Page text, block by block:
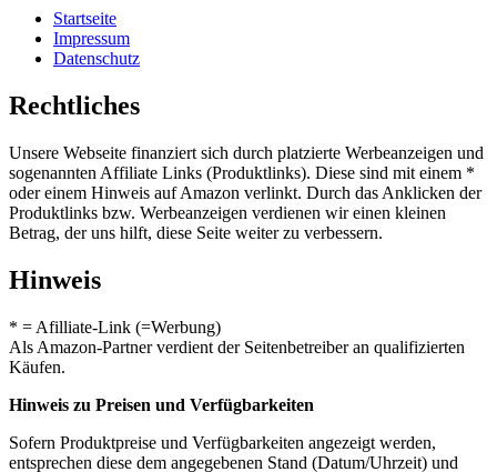
Startseite
Impressum
Datenschutz
Rechtliches
Unsere Webseite finanziert sich durch platzierte Werbeanzeigen und
sogenannten Affiliate Links (Produktlinks). Diese sind mit einem *
oder einem Hinweis auf Amazon verlinkt. Durch das Anklicken der
Produktlinks bzw. Werbeanzeigen verdienen wir einen kleinen
Betrag, der uns hilft, diese Seite weiter zu verbessern.
Hinweis
* = Afilliate-Link (=Werbung)
Als Amazon-Partner verdient der Seitenbetreiber an qualifizierten
Käufen.
Hinweis zu Preisen und Verfügbarkeiten
Sofern Produktpreise und Verfügbarkeiten angezeigt werden,
entsprechen diese dem angegebenen Stand (Datum/Uhrzeit) und